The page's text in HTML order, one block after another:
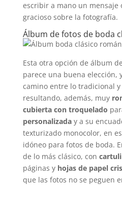
escribir a mano un mensaje
gracioso sobre la fotografía.
Álbum de fotos de boda
Esta otra opción de álbum
parece una buena elección,
camino entre lo tradicional
resultando, además, muy
cubierta con troquelado
personalizada y a su
texturizado monocolor, en
idóneo para fotos de boda.
de lo más clásico, con
páginas y hojas de papel
que las fotos no se peguen